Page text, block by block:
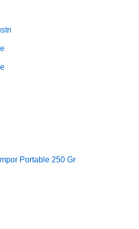
Portable 250 Gr